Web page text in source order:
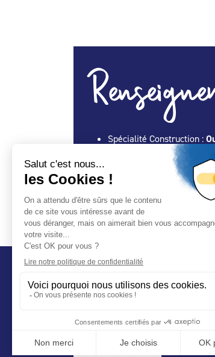
Spécialité Construction :
Spécialité Entretien
Oui
Spécialité Abris : Oui